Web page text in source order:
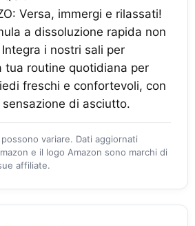
Versa, immergi e rilassati!
a dissoluzione rapida non
i nostri sali per
tua routine quotidiana per
freschi e confortevoli, con
di asciutto.
variare. Dati aggiornati
e il logo Amazon sono marchi di
affiliate.